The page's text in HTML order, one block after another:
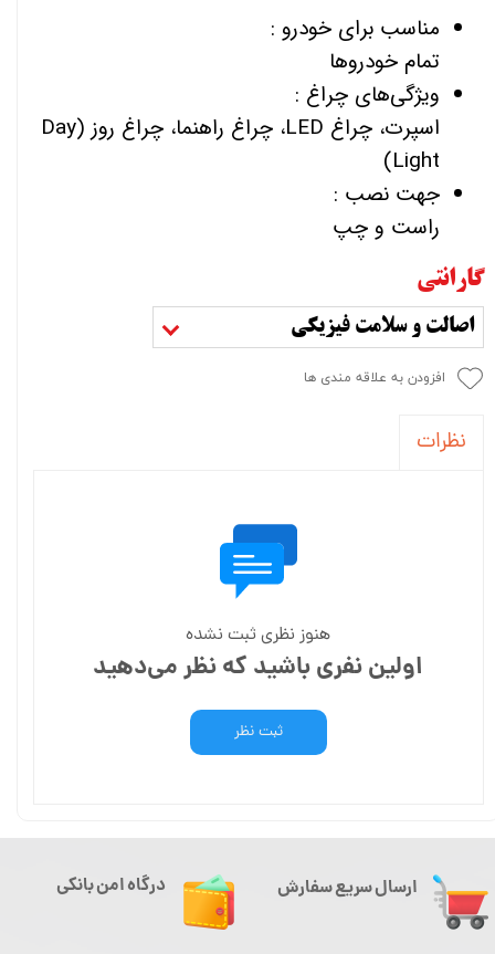
مناسب برای خودرو :
تمام خودروها
ویژگی‌های چراغ :
اسپرت، چراغ LED، چراغ راهنما، چراغ روز (Day
Light)
جهت نصب :
راست و چپ
گارانتی
اصالت و سلامت فیزیکی
افزودن به علاقه مندی ها
نظرات
هنوز نظری ثبت نشده
اولین نفری باشید که نظر می‌دهید
ثبت نظر
ارسال سریع سفارش درگاه امن بانکی